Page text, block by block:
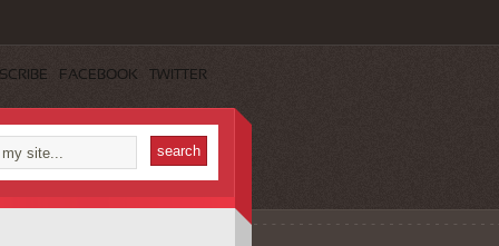
FACEBOOK TWITTER